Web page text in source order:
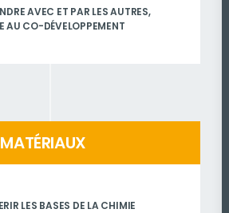
AVEC ET PAR LES AUTRES,
AU CO-DÉVELOPPEMENT
LES BASES DE LA CHIMIE